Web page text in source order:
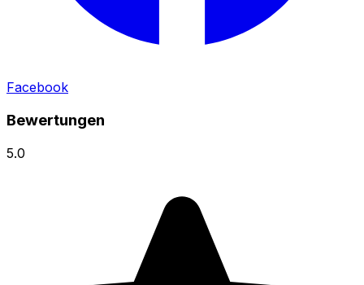
Facebook
Bewertungen
5.0